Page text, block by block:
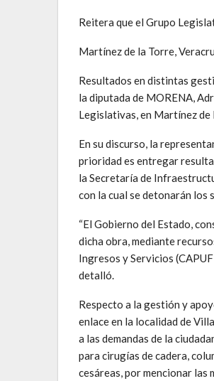
Reitera que el Grupo
Martínez de la Torre,
Resultados en distintas
la diputada de MORENA,
Legislativas, en Martínez
En su discurso, la
prioridad es entregar
la Secretaría de
con la cual se detonarán
“El Gobierno del Estado,
dicha obra, mediante
Ingresos y Servicios
detalló.
Respecto a la gestión y
enlace en la localidad de
a las demandas de la
para cirugías de cadera,
cesáreas, por mencionar las